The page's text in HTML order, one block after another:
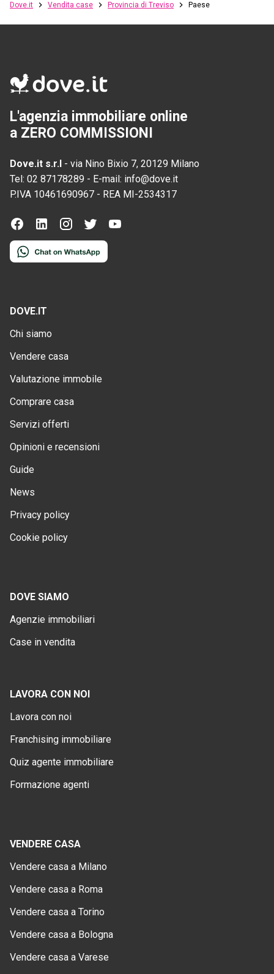
Dove.it Vendita case Provincia di Treviso Paese
L'agenzia immobiliare online
a ZERO COMMISSIONI
Dove.it s.r.l - via Nino Bixio 7, 20129 Milano
Tel: 02 87178289 - E-mail: info@dove.it
P.IVA 10461690967 - REA MI-2534317
DOVE.IT
Chi siamo
Vendere casa
Valutazione immobile
Comprare casa
Servizi offerti
Opinioni e recensioni
Guide
News
Privacy policy
Cookie policy
DOVE SIAMO
Agenzie immobiliari
Case in vendita
LAVORA CON NOI
Lavora con noi
Franchising immobiliare
Quiz agente immobiliare
Formazione agenti
VENDERE CASA
Vendere casa a Milano
Vendere casa a Roma
Vendere casa a Torino
Vendere casa a Bologna
Vendere casa a Varese